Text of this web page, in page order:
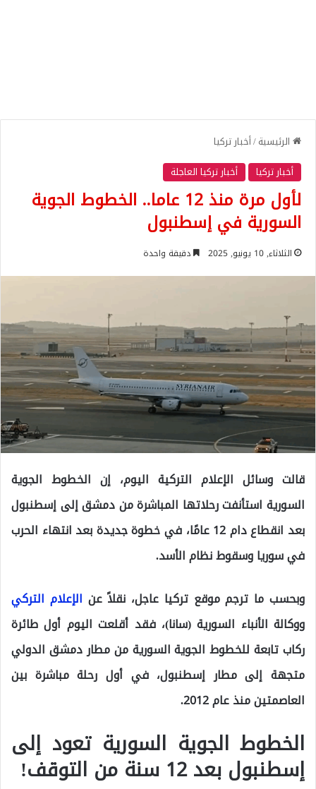
الرئيسية/أخبار تركيا
أخبار تركيا
أخبار تركيا العاجلة
لأول مرة منذ 12 عاما.. الخطوط الجوية
السورية في إسطنبول
الثلاثاء, 10 يونيو, 2025 دقيقة واحدة
قالت وسائل الإعلام التركية اليوم، إن الخطوط الجوية
السورية استأنفت رحلاتها المباشرة من دمشق إلى إسطنبول
بعد انقطاع دام 12 عامًا، في خطوة جديدة بعد انتهاء الحرب
في سوريا وسقوط نظام الأسد.
وبحسب ما ترجم موقع تركيا عاجل، نقلاً عن الإعلام التركي
ووكالة الأنباء السورية (سانا)، فقد أقلعت اليوم أول طائرة
ركاب تابعة للخطوط الجوية السورية من مطار دمشق الدولي
متجهة إلى مطار إسطنبول، في أول رحلة مباشرة بين
العاصمتين منذ عام 2012.
الخطوط الجوية السورية تعود إلى
إسطنبول بعد 12 سنة من التوقف!